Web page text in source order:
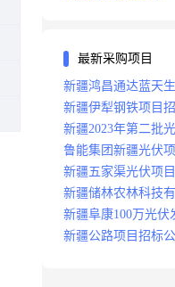
最新采购项目
新疆鸿昌通达蓝天
新疆伊犁钢铁项目
新疆2023年第二批
鲁能集团新疆光伏
新疆五家渠光伏项
新疆储林农林科技
新疆阜康100万光伏
新疆公路项目招标